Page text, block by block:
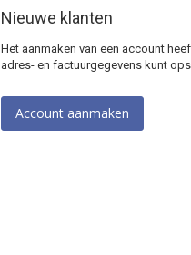
Nieuwe klanten
Het aanmaken van een account
adres- en factuurgegevens kunt
Account aanmaken